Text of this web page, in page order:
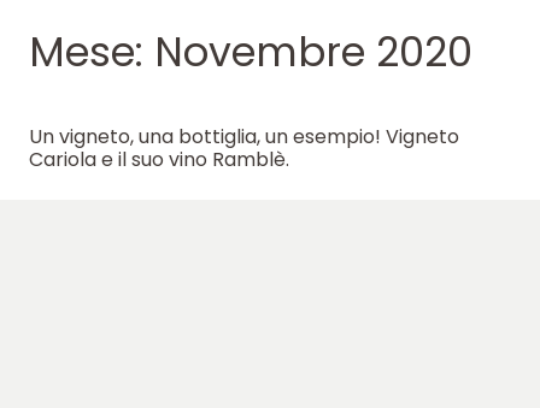
Mese: Novembre 2020
Un vigneto, una bottiglia, un esempio! Vigneto
Cariola e il suo vino Ramblè.